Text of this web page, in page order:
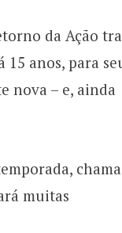
da Ação
anos, para
nova – e, ainda
muitas